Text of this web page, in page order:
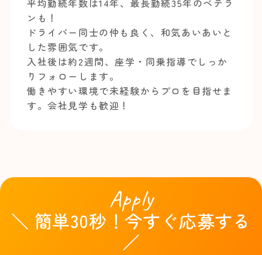
平均勤続年数は14年、最長勤続35年のベテラ
ンも！
ドライバー同士の仲も良く、和気あいあいと
した雰囲気です。
入社後は約2週間、座学・同乗指導でしっか
りフォローします。
働きやすい環境で未経験からプロを目指せま
す。会社見学も歓迎！
Apply
＼ 簡単30秒！今すぐ応募する
／